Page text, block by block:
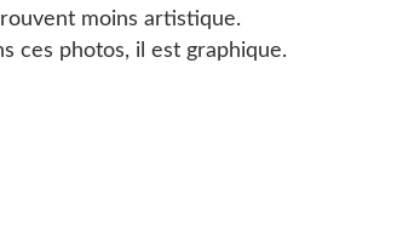
moins artistique.
ces photos, il est graphique.